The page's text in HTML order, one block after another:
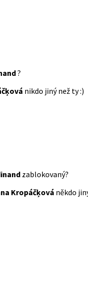
?
nikdo jiný než ty :)
zablokovaný?
Kropáčķová někdo